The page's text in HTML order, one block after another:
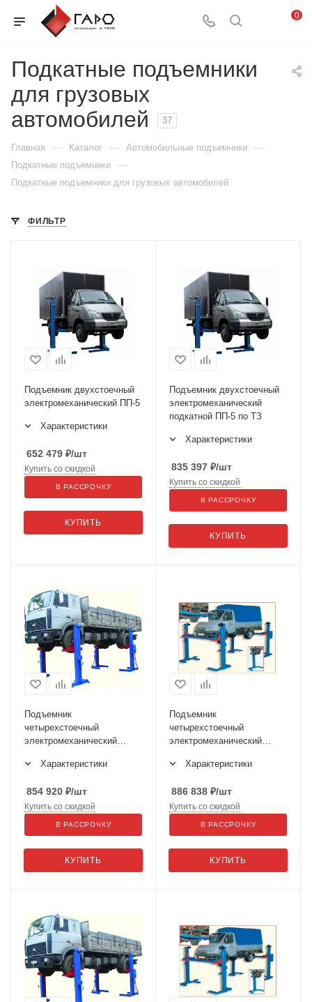
0
Подкатные подъемники
для грузовых
автомобилей
37
Главная — Каталог — Автомобильные подъемники —
Подкатные подъемники —
Подкатные подъемники для грузовых автомобилей
ФИЛЬТР
Подъемник двухстоечный
электромеханический ПП-5
Характеристики
652 479 ₽/шт
КУПИТЬ
Купить со скидкой
В РАССРОЧКУ
Подъемник двухстоечный
электромеханический
подкатной ПП-5 по ТЗ
Характеристики
835 397 ₽/шт
КУПИТЬ
Купить со скидкой
В РАССРОЧКУ
Подъемник
четырехстоечный
электромеханический
Характеристики
854 920 ₽/шт
КУПИТЬ
Купить со скидкой
В РАССРОЧКУ
Подъемник
четырехстоечный
электромеханический
Характеристики
886 838 ₽/шт
КУПИТЬ
Купить со скидкой
В РАССРОЧКУ